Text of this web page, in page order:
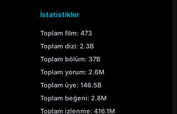
İstatistikler
Toplam film: 473
Toplam dizi: 2.3B
Toplam bölüm: 37B
Toplam yorum: 2.6M
Toplam üye: 146.5B
Toplam beğeni: 2.8M
Toplam izlenme: 416.1M